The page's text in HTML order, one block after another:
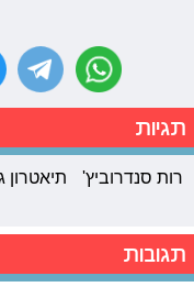
תגיות
רות סנדרוביץ' תיאטרון
תגובות